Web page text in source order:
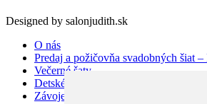
Designed by salonjudith.sk
O nás
Predaj a požičovňa svadobných šiat –
Večerné šaty
Detské šaty
Závoje a doplnky